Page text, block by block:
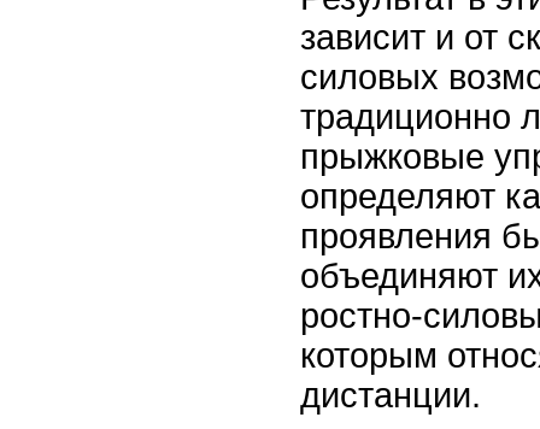
зависит и от
силовых
традиционно
прыжковые
определяют
проявления
объединяют
ростно-
которым
дистанции.